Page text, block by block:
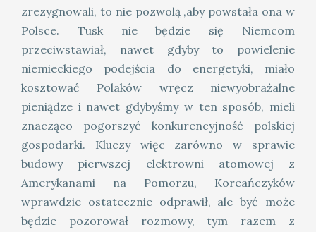
zrezygnowali, to nie pozwolą ,aby powstała ona w
Polsce. Tusk nie będzie się Niemcom
przeciwstawiał, nawet gdyby to powielenie
niemieckiego podejścia do energetyki, miało
kosztować Polaków wręcz niewyobrażalne
pieniądze i nawet gdybyśmy w ten sposób, mieli
znacząco pogorszyć konkurencyjność polskiej
gospodarki. Kluczy więc zarówno w sprawie
budowy pierwszej elektrowni atomowej z
Amerykanami na Pomorzu, Koreańczyków
wprawdzie ostatecznie odprawił, ale być może
będzie pozorował rozmowy, tym razem z